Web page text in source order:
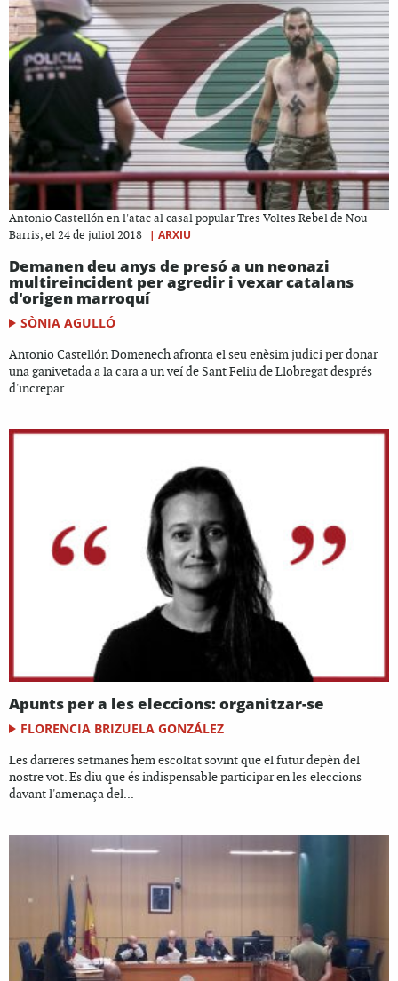
Antonio Castellón en l'atac al casal popular Tres Voltes Rebel de Nou
Barris, el 24 de juliol 2018
| ARXIU
Demanen deu anys de presó a un neonazi
multireincident per agredir i vexar catalans
d'origen marroquí
SÒNIA AGULLÓ
Antonio Castellón Domenech afronta el seu enèsim judici per donar
una ganivetada a la cara a un veí de Sant Feliu de Llobregat després
d'increpar...
Apunts per a les eleccions: organitzar-se
FLORENCIA BRIZUELA GONZÁLEZ
Les darreres setmanes hem escoltat sovint que el futur depèn del
nostre vot. Es diu que és indispensable participar en les eleccions
davant l'amenaça del...